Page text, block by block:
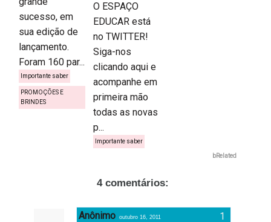
sucesso, em
sua edição de
lançamento.
Foram 160 par...
Importante saber
PROMOÇÕES E
BRINDES
O ESPAÇO
EDUCAR está
no TWITTER!
Siga-nos
clicando aqui e
acompanhe em
primeira mão
todas as novas
p...
Importante saber
bRelated
4 comentários:
Anônimo outubro 16, 2011